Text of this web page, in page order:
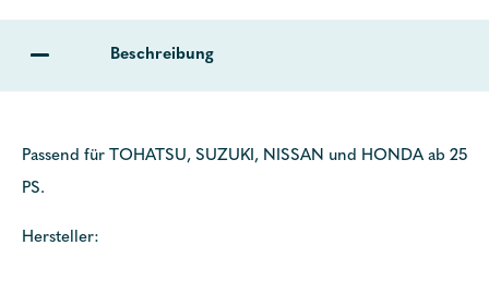
Beschreibung
Passend für TOHATSU, SUZUKI, NISSAN und HONDA ab 25
PS.
Hersteller: